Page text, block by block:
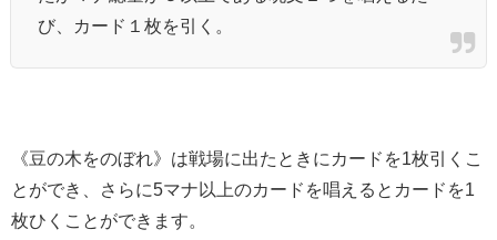
び、カード１枚を引く。
《豆の木をのぼれ》は戦場に出たときにカードを1枚引くこ
とができ、さらに5マナ以上のカードを唱えるとカードを1
枚ひくことができます。